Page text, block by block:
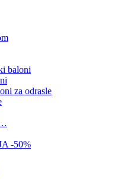
baloni
za odrasle
-50%